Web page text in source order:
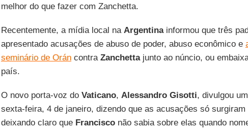
melhor do que fazer com Zanchetta.
Recentemente, a mídia local na Argentinainformou que três
apresentado acusações de abuso de poder, abuso econômico e
seminário de Oráncontra Zanchettajunto ao núncio, ou
país.
O novo porta-voz do Vaticano, Alessandro Gisotti, divulgou
sexta-feira, 4 de janeiro, dizendo que as acusações só
deixando claro que Francisconão sabia sobre elas quando